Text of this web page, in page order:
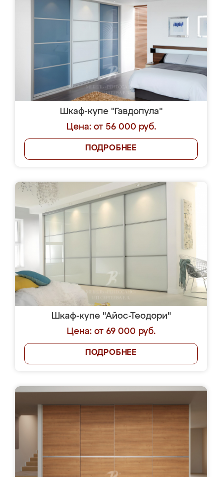
Шкаф-купе "Гавдопула"
Цена: от 56 000 руб.
ПОДРОБНЕЕ
Шкаф-купе "Айос-Теодори"
Цена: от 69 000 руб.
ПОДРОБНЕЕ